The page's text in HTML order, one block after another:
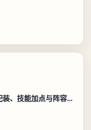
异环白藏养成攻略，毕业配装、技能加点与阵容搭配保姆级解析